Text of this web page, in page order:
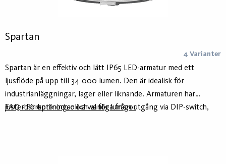
Spartan
4 Varianter
Spartan är en effektiv och lätt IP65 LED-armatur med ett
ljusflöde på upp till 34 000 lumen. Den är idealisk för
industrianläggningar, lager eller liknande. Armaturen har
justerbar optik och olika val för lumen-utgång via DIP-switch,
FAQ - Förkortningar och vanliga frågor